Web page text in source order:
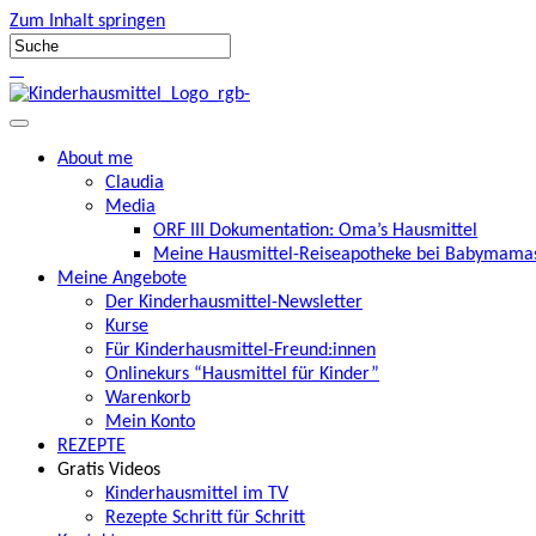
Zum Inhalt springen
About me
Claudia
Media
ORF III Dokumentation: Oma’s Hausmittel
Meine Hausmittel-Reiseapotheke bei
Meine Angebote
Der Kinderhausmittel-Newsletter
Kurse
Für Kinderhausmittel-Freund:innen
Onlinekurs “Hausmittel für Kinder”
Warenkorb
Mein Konto
REZEPTE
Gratis Videos
Kinderhausmittel im TV
Rezepte Schritt für Schritt